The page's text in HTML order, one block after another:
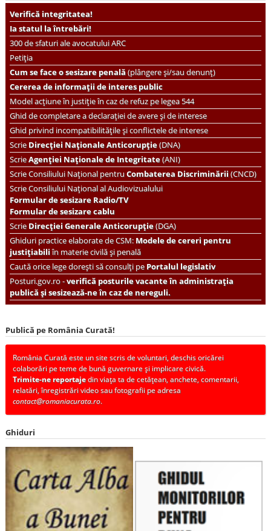
Verifică integritatea!
Ia statul la întrebări!
300 de sfaturi ale avocatului ARC
Petiția
Cum se face o sesizare penală(plângere și/sau denunț)
Cererea de informații de interes public
Model acțiune în justiție în caz de refuz pe legea 544
Ghid de completare a declarației de avere și de interese
Ghid privind incompatibilitățile și conflictele de interese
ScrieDirecției Naționale Anticorupție(DNA)
ScrieAgenției Naționale de Integritate(ANI)
ScrieConsiliului Național pentruCombaterea Discriminării(CNCD)
Scrie Consiliului Național al Audiovizualului
Formular de sesizare Radio/TV
Formular de sesizare cablu
ScrieDirecției Generale Anticorupție(DGA)
Ghiduri practice elaborate de CSM: Modele de cereri pentru
justițiabiliîn materie civilă și penală
Caută orice lege dorești să consulți pePortalul legislativ
Posturi.gov.ro -verifică posturile vacante în administrația
publică și sesizează-ne în caz de nereguli.
Publică pe România Curată!
România Curată este un site scris de voluntari, deschis oricărei
colaborări pe teme de bună guvernare și implicare civică.
Trimite-ne reportajedin viața ta de cetățean, anchete, comentarii,
relatări, înregistrări video sau fotografii pe adresa
contact@romaniacurata.ro.
Ghiduri